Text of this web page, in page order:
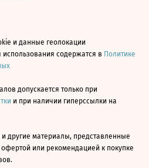
и данные геолокации
использования содержатся в Политике
допускается только при
и при наличии гиперссылки на
другие материалы, представленные
или рекомендацией к покупке